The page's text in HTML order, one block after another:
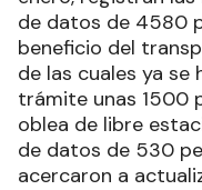
de datos de 4580
beneficio del
de las cuales ya
trámite unas 1500
oblea de libre
de datos de 530
acercaron a